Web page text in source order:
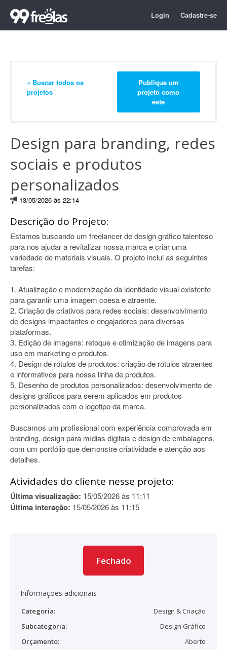
Login Cadastre-se
« Buscar todos os
projetos
Publique um
projeto como
este
Design para branding, redes
sociais e produtos
personalizados
13/05/2026 às 22:14
Descrição do Projeto:
Estamos buscando um freelancer de design gráfico talentoso
para nos ajudar a revitalizar nossa marca e criar uma
variedade de materiais visuais. O projeto inclui as seguintes
tarefas:
1. Atualização e modernização da identidade visual existente
para garantir uma imagem coesa e atraente.
2. Criação de criativos para redes sociais: desenvolvimento
de designs impactantes e engajadores para diversas
plataformas.
3. Edição de imagens: retoque e otimização de imagens para
uso em marketing e produtos.
4. Design de rótulos de produtos: criação de rótulos atraentes
e informativos para nossa linha de produtos.
5. Desenho de produtos personalizados: desenvolvimento de
designs gráficos para serem aplicados em produtos
personalizados com o logotipo da marca.
Buscamos um profissional com experiência comprovada em
branding, design para mídias digitais e design de embalagens,
com um portfólio que demonstre criatividade e atenção aos
detalhes.
Atividades do cliente nesse projeto:
Última visualização: 15/05/2026 às 11:11
Última interação: 15/05/2026 às 11:15
Fechado
Informações adicionais
Categoria:
Design & Criação
Subcategoria:
Design Gráfico
Orçamento:
Aberto